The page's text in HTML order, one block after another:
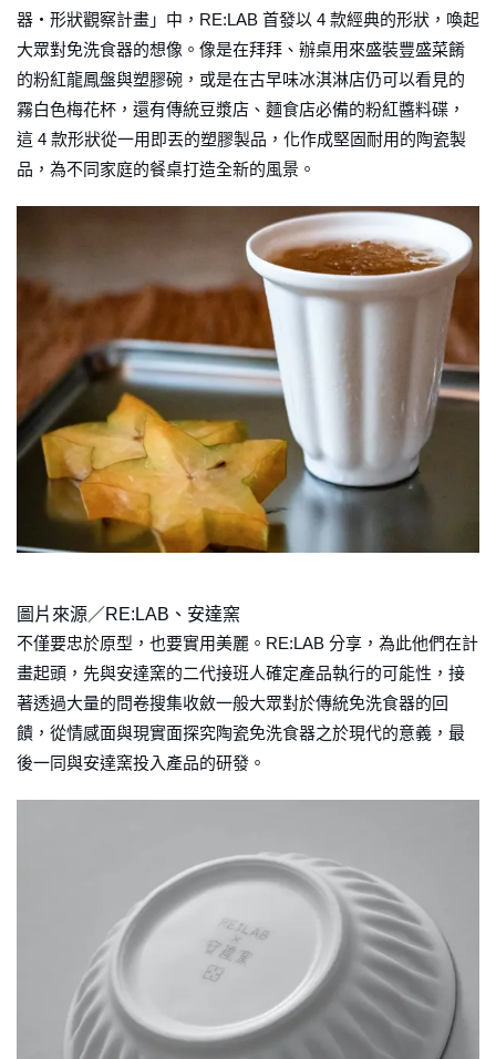
器・形狀觀察計畫」中，RE:LAB 首發以 4 款經典的形狀，喚起
大眾對免洗食器的想像。像是在拜拜、辦桌用來盛裝豐盛菜餚
的粉紅龍鳳盤與塑膠碗，或是在古早味冰淇淋店仍可以看見的
霧白色梅花杯，還有傳統豆漿店、麵食店必備的粉紅醬料碟，
這 4 款形狀從一用即丟的塑膠製品，化作成堅固耐用的陶瓷製
品，為不同家庭的餐桌打造全新的風景。
圖片來源／RE:LAB、安達窯
不僅要忠於原型，也要實用美麗。RE:LAB 分享，為此他們在計
畫起頭，先與安達窯的二代接班人確定產品執行的可能性，接
著透過大量的問卷搜集收斂一般大眾對於傳統免洗食器的回
饋，從情感面與現實面探究陶瓷免洗食器之於現代的意義，最
後一同與安達窯投入產品的研發。